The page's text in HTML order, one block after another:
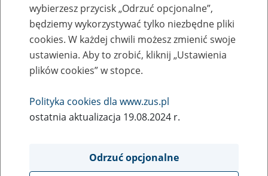
Zaproś ZUS do siebie - zakładanie profili
eZUS w siedzibie Twojej firmy
Rodzaj wydarzenia
Szkolenia
obsługa klientów
wybierzesz przycisk „Odrzuć opcjonalne”,
będziemy wykorzystywać tylko niezbędne pliki
cookies. W każdej chwili możesz zmienić swoje
ustawienia. Aby to zrobić, kliknij „Ustawienia
plików cookies” w stopce.
Polityka cookies dla www.zus.pl
ostatnia aktualizacja 19.08.2024 r.
Odrzuć opcjonalne